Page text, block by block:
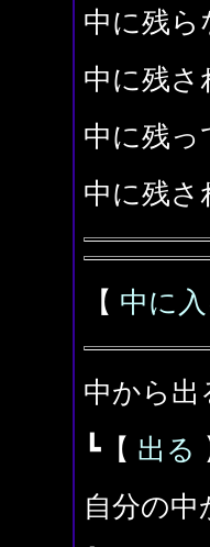
中に残ら
中に残さ
中に残っ
中に残さ
【 中に
中から出
┗【 出る
自分の中